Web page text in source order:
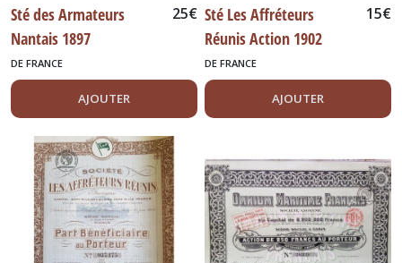
Sté des Armateurs
Nantais 1897
25€
DE FRANCE
AJOUTER
Sté Les Affréteurs
Réunis Action 1902
15€
DE FRANCE
AJOUTER